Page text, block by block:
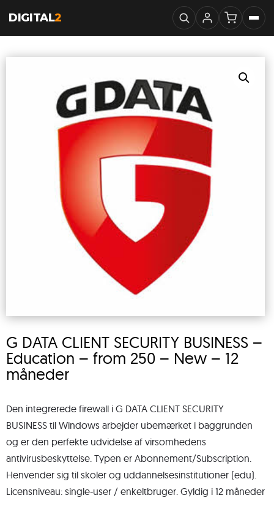
DIGITAL2
G DATA CLIENT SECURITY BUSINESS –
Education – from 250 – New – 12
måneder
Den integrerede firewall i G DATA CLIENT SECURITY
BUSINESS til Windows arbejder ubemærket i baggrunden
og er den perfekte udvidelse af virsomhedens
antivirusbeskyttelse. Typen er Abonnement/Subscription.
Henvender sig til skoler og uddannelsesinstitutioner (edu).
Licensniveau: single-user / enkeltbruger. Gyldig i 12 måneder